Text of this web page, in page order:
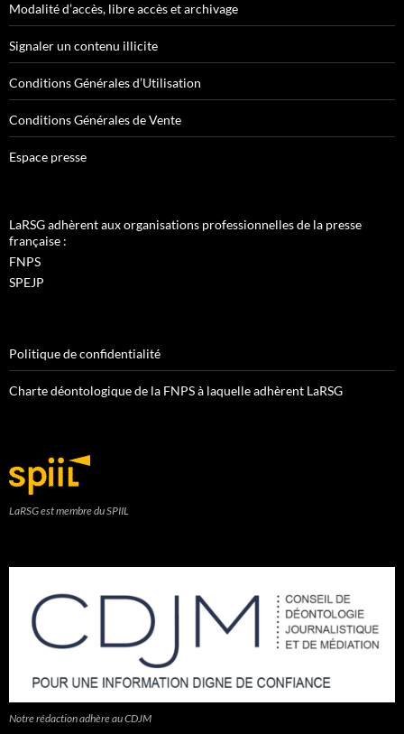
Modalité d’accès, libre accès et archivage
Signaler un contenu illicite
Conditions Générales d’Utilisation
Conditions Générales de Vente
Espace presse
LaRSG adhèrent aux organisations professionnelles de la presse
française :
FNPS
SPEJP
Politique de confidentialité
Charte déontologique de la FNPS à laquelle adhèrent LaRSG
LaRSG est membre du SPIIL
Notre rédaction adhère au CDJM